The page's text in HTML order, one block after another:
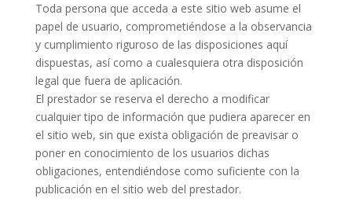
Toda persona que acceda a este sitio web asume el
papel de usuario, comprometiéndose a la observancia
y cumplimiento riguroso de las disposiciones aquí
dispuestas, así como a cualesquiera otra disposición
legal que fuera de aplicación.
El prestador se reserva el derecho a modificar
cualquier tipo de información que pudiera aparecer en
el sitio web, sin que exista obligación de preavisar o
poner en conocimiento de los usuarios dichas
obligaciones, entendiéndose como suficiente con la
publicación en el sitio web del prestador.